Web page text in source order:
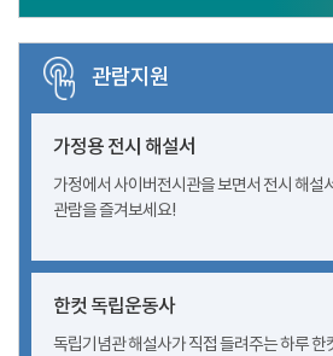
관람지원
가정용 전시 해설서
가정에서 사이버전시관을 보면서 전시 해설
관람을 즐겨보세요!
한컷 독립운동사
독립기념관 해설사가 직접 들려주는 하루 한